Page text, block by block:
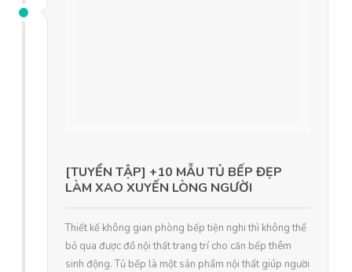
[TUYỂN TẬP] +10 MẪU TỦ BẾP ĐẸP
LÀM XAO XUYẾN LÒNG NGƯỜI
Thiết kế không gian phòng bếp tiện nghi thì không thể
bỏ qua được đồ nội thất trang trí cho căn bếp thêm
sinh động. Tủ bếp là một sản phẩm nội thất giúp người